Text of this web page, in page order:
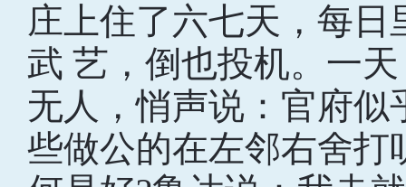
庄上住了六七天，每
武 艺，倒也投机。一
无人，悄声说：官府
些做公的在左邻右舍打